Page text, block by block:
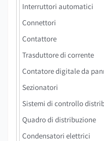
Interruttori automatici
Connettori
Contattore
Trasduttore di corrente
Contatore digitale da
Sezionatori
Sistemi di controllo
Quadro di distribuzione
Condensatori elettrici